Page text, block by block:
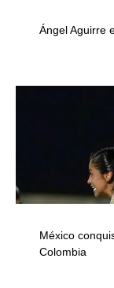
Ángel Aguirre
México
Colombia